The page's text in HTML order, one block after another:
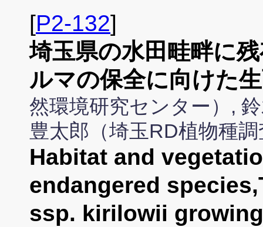
[P2-132]
埼玉県の水田畦畔に
ルマの保全に向けた
然環境研究センター）,
豊太郎（埼玉RD植物種
Habitat and
endangered
ssp. kirilowii